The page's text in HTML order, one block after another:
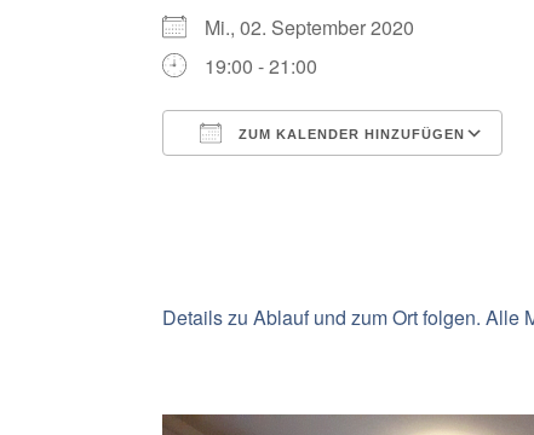
Mi., 02. September 2020
19:00 - 21:00
ZUM KALENDER HINZUFÜGEN
Details zu Ablauf und zum Ort folgen. Alle